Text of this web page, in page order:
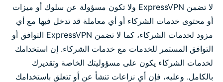
لا تضمن ExpressVPN ولا تكون مسؤولة عن سلوك أو ميزات
أو محتوى خدمات الشركاء أو أي معاملة قد تدخل فيها مع أي
مزود لخدمات الشركاء، كما لا تضمن ExpressVPN التوافق أو
التوافق المستمر للخدمات مع خدمات الشركاء. إن استخدامك
لخدمات الشركاء يكون على مسؤوليتك الخاصة وتقديرك
بالكامل. وعليه، فإن أي نزاعات تنشأ عن أو تتعلق باستخدامك